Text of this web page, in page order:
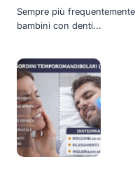
Sempre più
bambini con denti...